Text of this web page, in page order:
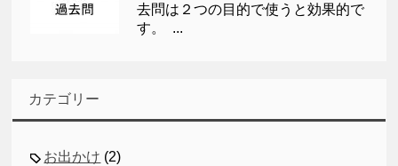
去問は２つの目的で使うと効果的で
す。 ...
カテゴリー
お出かけ (2)